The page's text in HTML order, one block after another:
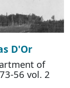
D'Or
of
56 vol. 2